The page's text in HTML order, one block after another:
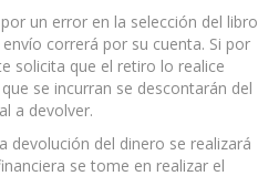
un error en la selección del libro
correrá por su cuenta. Si por
solicita que el retiro lo realice
se incurran se descontarán del
a devolver.
devolución del dinero se realizará
se tome en realizar el